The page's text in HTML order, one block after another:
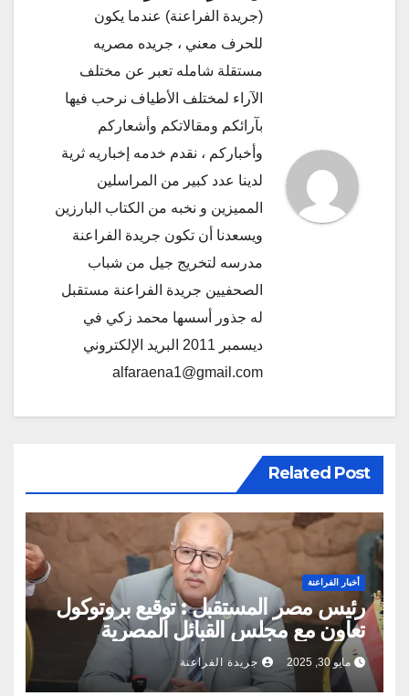
(جريدة الفراعنة) عندما يكون
للحرف معني ، جريده مصريه
مستقلة شامله تعبر عن مختلف
الآراء لمختلف الأطياف نرحب فيها
بآرائكم ومقالاتكم وأشعاركم
وأخباركم ، نقدم خدمه إخباريه ثرية
لدينا عدد كبير من المراسلين
المميزين و نخبه من الكتاب البارزين
ويسعدنا أن تكون جريدة الفراعنة
مدرسه لتخريج جيل من شباب
الصحفيين جريدة الفراعنة مستقبل
له جذور أسسها محمد زكي في
ديسمبر 2011 البريد الإلكتروني
alfaraena1@gmail.com
Related Post
أخبار الفراعنة
رئيس مصر المستقبل : توقيع بروتوكول
تعاون مع مجلس القبائل المصرية
والعائلات يهدف لحل مشكلاتهم ونقل
طموحاتهم للقيادة السياسية
مايو 30, 2025 جريدة الفراعنة